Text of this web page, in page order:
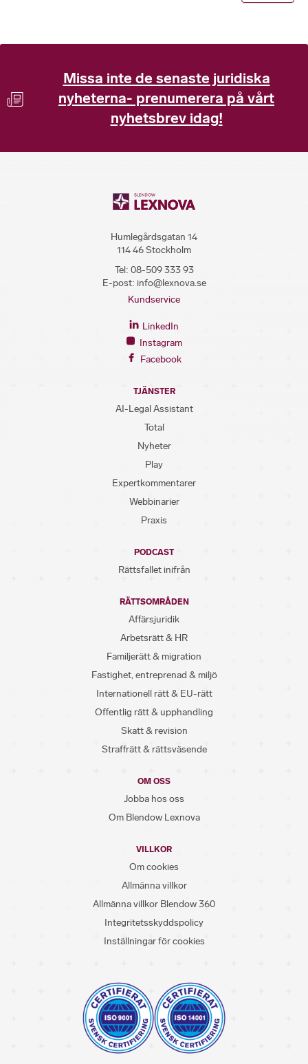
Missa inte de senaste juridiska
nyheterna- prenumerera på vårt
nyhetsbrev idag!
Humlegårdsgatan 14
114 46 Stockholm
Tel: 08-509 333 93
E-post: info@lexnova.se
Kundservice
LinkedIn
Instagram
Facebook
TJÄNSTER
AI-Legal Assistant
Total
Nyheter
Play
Expertkommentarer
Webbinarier
Praxis
PODCAST
Rättsfallet inifrån
RÄTTSOMRÅDEN
Affärsjuridik
Arbetsrätt & HR
Familjerätt & migration
Fastighet, entreprenad & miljö
Internationell rätt & EU-rätt
Offentlig rätt & upphandling
Skatt & revision
Straffrätt & rättsväsende
OM OSS
Jobba hos oss
Om Blendow Lexnova
VILLKOR
Om cookies
Allmänna villkor
Allmänna villkor Blendow 360
Integritetsskyddspolicy
Inställningar för cookies